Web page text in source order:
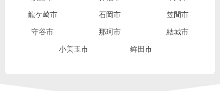
龍ケ崎市 石岡市 笠間市
守谷市 那珂市 結城市
小美玉市 鉾田市